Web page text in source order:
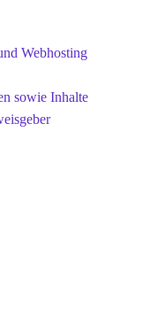
Webhosting
sowie Inhalte